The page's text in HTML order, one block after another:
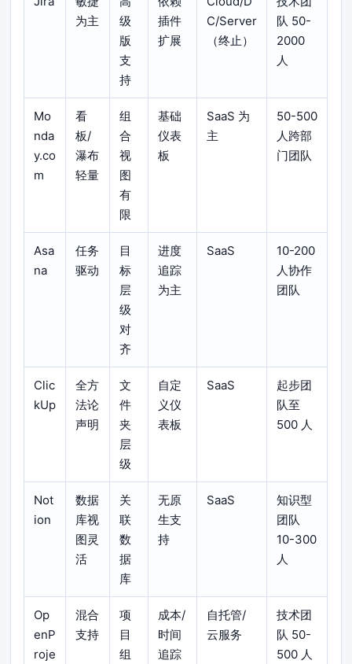
为主
级
版
支
持
插件
扩展
C/Server
（终止）
队 50-
2000
人
Mo
nda
y.co
m
看
板/
瀑布
轻量
组
合
视
图
有
限
基础
仪表
板
SaaS 为
主
50-500
人跨部
门团队
Asa
na
任务
驱动
目
标
层
级
对
齐
进度
追踪
为主
SaaS
10-200
人协作
团队
Clic
kUp
全方
法论
声明
文
件
夹
层
级
自定
义仪
表板
SaaS
起步团
队至
500 人
Not
ion
数据
库视
图灵
活
关
联
数
据
库
无原
生支
持
SaaS
知识型
团队
10-300
人
Op
enP
roje
混合
支持
项
目
组
成本/
时间
追踪
自托管/
云服务
技术团
队 50-
500 人